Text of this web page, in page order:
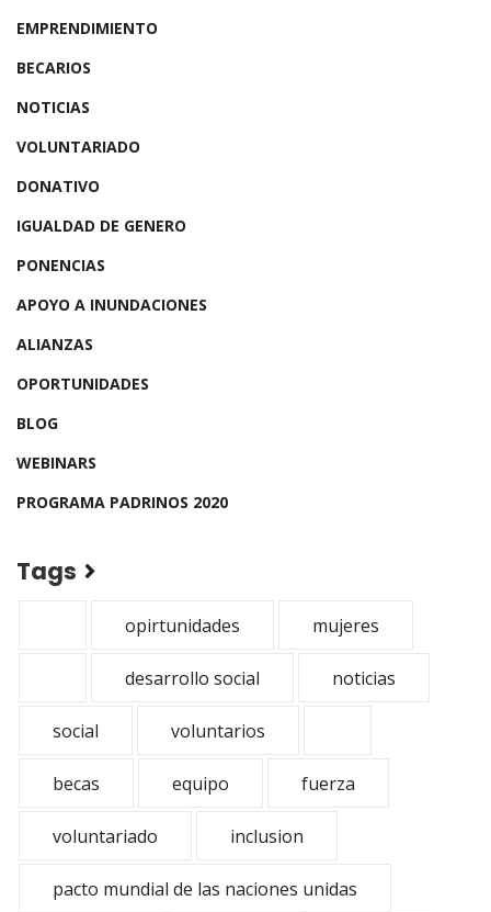
EMPRENDIMIENTO
BECARIOS
NOTICIAS
VOLUNTARIADO
DONATIVO
IGUALDAD DE GENERO
PONENCIAS
APOYO A INUNDACIONES
ALIANZAS
OPORTUNIDADES
BLOG
WEBINARS
PROGRAMA PADRINOS 2020
Tags
opirtunidades mujeres
desarrollo social noticias
social voluntarios
becas equipo fuerza
voluntariado inclusion
pacto mundial de las naciones unidas